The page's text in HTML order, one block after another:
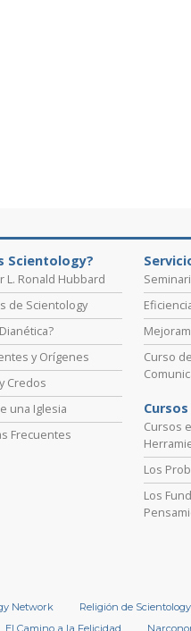
Scientology?
L. Ronald Hubbard
de Scientology
y Orígenes
Credos
una Iglesia
Frecuentes
Curso
Cursos
Los
Los
Network Religión de Scientology
El Camino a la Felicidad